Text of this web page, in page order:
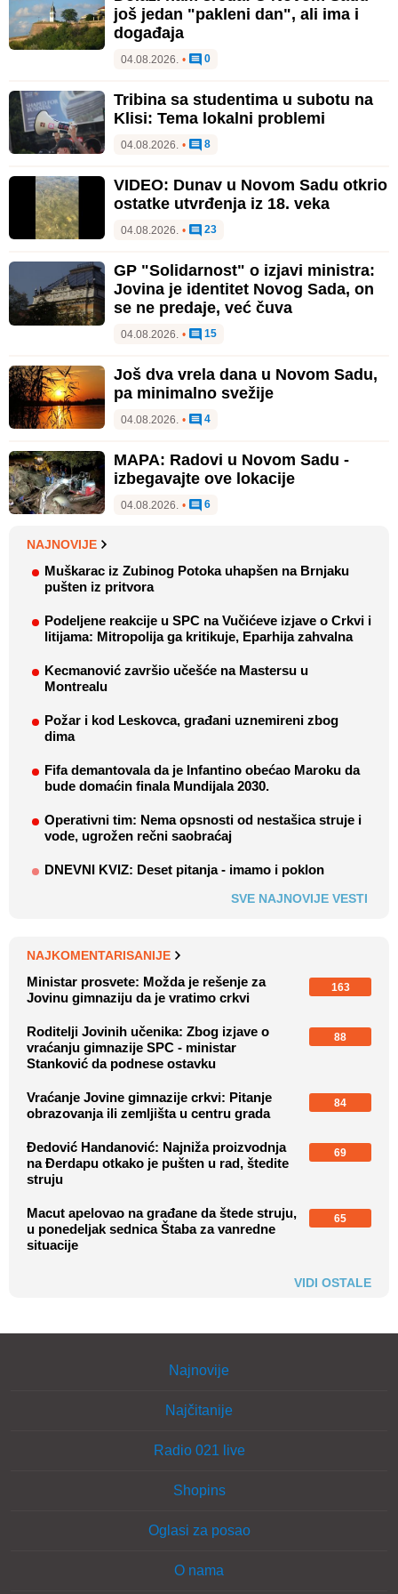
još jedan "pakleni dan", ali ima i
događaja
04.08.2026. • 0
Tribina sa studentima u subotu na
Klisi: Tema lokalni problemi
04.08.2026. • 8
VIDEO: Dunav u Novom Sadu otkrio
ostatke utvrđenja iz 18. veka
04.08.2026. • 23
GP "Solidarnost" o izjavi ministra:
Jovina je identitet Novog Sada, on
se ne predaje, već čuva
04.08.2026. • 15
Još dva vrela dana u Novom Sadu,
pa minimalno svežije
04.08.2026. • 4
MAPA: Radovi u Novom Sadu -
izbegavajte ove lokacije
04.08.2026. • 6
NAJNOVIJE
Muškarac iz Zubinog Potoka uhapšen na Brnjaku
pušten iz pritvora
Podeljene reakcije u SPC na Vučićeve izjave o Crkvi i
litijama: Mitropolija ga kritikuje, Eparhija zahvalna
Kecmanović završio učešće na Mastersu u
Montrealu
Požar i kod Leskovca, građani uznemireni zbog
dima
Fifa demantovala da je Infantino obećao Maroku da
bude domaćin finala Mundijala 2030.
Operativni tim: Nema opsnosti od nestašica struje i
vode, ugrožen rečni saobraćaj
DNEVNI KVIZ: Deset pitanja - imamo i poklon
SVE NAJNOVIJE VESTI
NAJKOMENTARISANIJE
Ministar prosvete: Možda je rešenje za
Jovinu gimnaziju da je vratimo crkvi
163
Roditelji Jovinih učenika: Zbog izjave o
vraćanju gimnazije SPC - ministar
Stanković da podnese ostavku
88
Vraćanje Jovine gimnazije crkvi: Pitanje
obrazovanja ili zemljišta u centru grada
84
Đedović Handanović: Najniža proizvodnja
na Đerdapu otkako je pušten u rad, štedite
struju
69
Macut apelovao na građane da štede struju,
u ponedeljak sednica Štaba za vanredne
situacije
65
VIDI OSTALE
Najnovije
Najčitanije
Radio 021 live
Shopins
Oglasi za posao
O nama